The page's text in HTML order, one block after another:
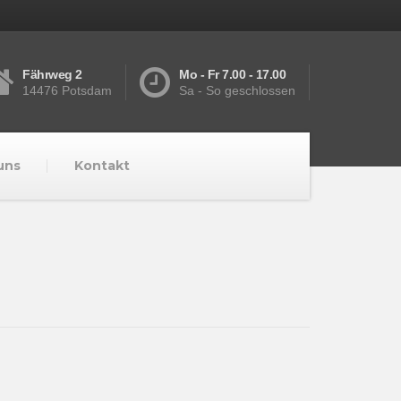
Fährweg 2
14476 Potsdam
Mo - Fr 7.00 - 17.00
Sa - So geschlossen
Kontakt